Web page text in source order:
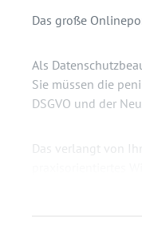
Das große
Als
Sie müssen die
DSGVO und der
Das verlangt von